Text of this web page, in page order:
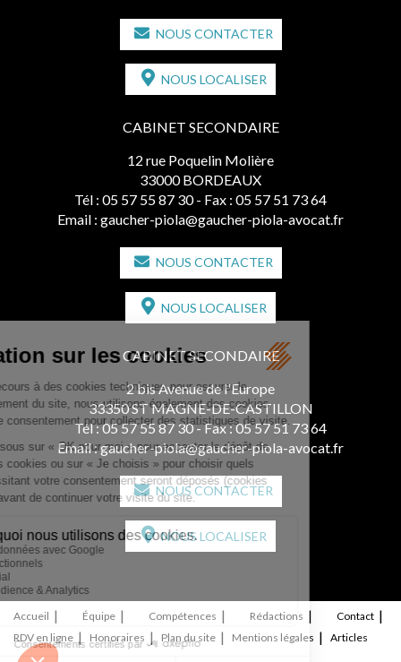
NOUS CONTACTER
NOUS LOCALISER
CABINET SECONDAIRE
12 rue Poquelin Molière
33000 BORDEAUX
Tél : 05 57 55 87 30 - Fax : 05 57 51 73 64
Email : gaucher-piola@gaucher-piola-avocat.fr
NOUS CONTACTER
NOUS LOCALISER
CABINET SECONDAIRE
2 bis Avenue de l'Europe
33350 ST MAGNE-DE-CASTILLON
Tél :05 57 55 87 30- Fax : 05 57 51 73 64
Email :gaucher-piola@gaucher-piola-avocat.fr
NOUS CONTACTER
NOUS LOCALISER
Accueil Équipe Compétences Rédactions
Contact
RDV en ligne
Honoraires Plan du site Mentions légales Articles